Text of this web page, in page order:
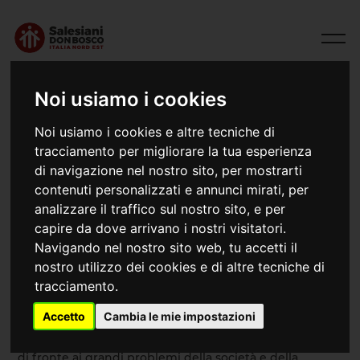
Noi usiamo i cookies
Noi usiamo i cookies e altre tecniche di
tracciamento per migliorare la tua esperienza
di navigazione nel nostro sito, per mostrarti
contenuti personalizzati e annunci mirati, per
analizzare il traffico sul nostro sito, e per
capire da dove arrivano i nostri visitatori.
Navigando nel nostro sito web, tu accetti il
nostro utilizzo dei cookies e di altre tecniche di
tracciamento.
Accetto Cambia le mie impostazioni
Mondo universitario
Salesiani Don Bosco Italia - Nord Est
Assumendo la tradizione scientifica e accademica
propria della struttura universitaria, le Strutture
Universitarie Salesiane
educativo, i valori dello spirito proprio del patrimonio
educativo e carismatico salesiano. Questa realtà vuole